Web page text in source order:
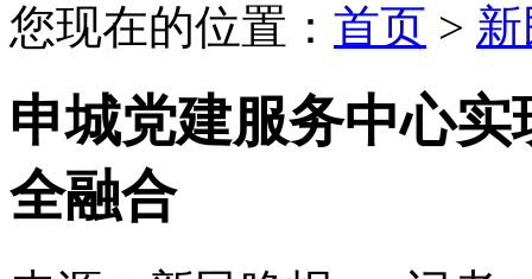
您现在的位置： 首页 >
申城党建服务中心
全融合